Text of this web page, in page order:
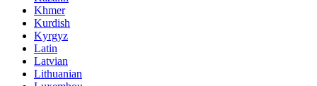
Khmer
Kurdish
Kyrgyz
Latin
Latvian
Lithuanian